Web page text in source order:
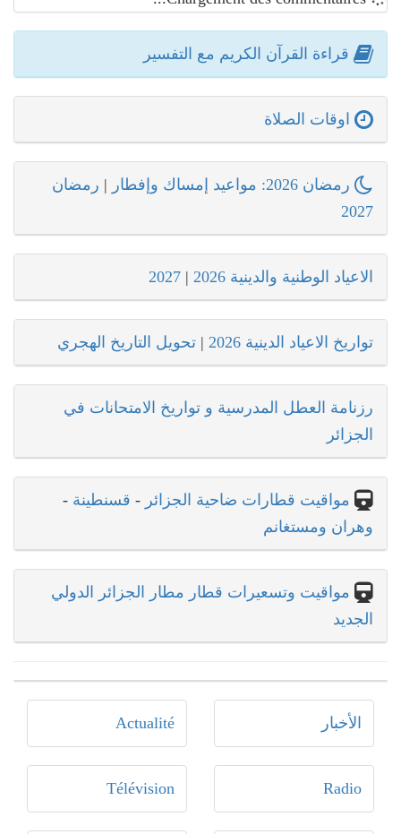
قراءة القرآن الكريم مع التفسير
اوقات الصلاة
رمضان 2026: مواعيد إمساك وإفطار | رمضان
2027
الاعياد الوطنية والدينية 2026 |
2027
تواريخ الاعياد الدينية 2026 | تحويل التاريخ الهجري
رزنامة العطل المدرسية و تواريخ الامتحانات في
الجزائر
مواقيت قطارات ضاحية الجزائر - قسنطينة -
وهران ومستغانم
مواقيت وتسعيرات قطار مطار الجزائر الدولي
الجديد
Actualité الأخبار
Télévision Radio